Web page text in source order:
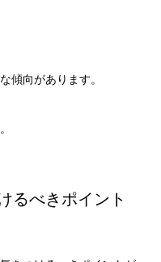
傾向があります。
るべきポイント